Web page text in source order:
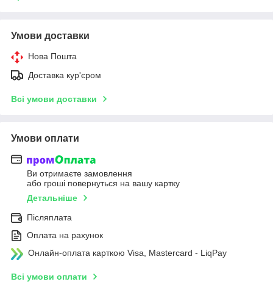
Умови доставки
Нова Пошта
Доставка кур'єром
Всі умови доставки
Умови оплати
Ви отримаєте замовлення
або гроші повернуться на вашу картку
Детальніше
Післяплата
Оплата на рахунок
Онлайн-оплата карткою Visa, Mastercard - LiqPay
Всі умови оплати